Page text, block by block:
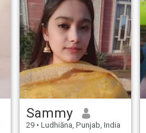
Sammy
29 • Ludhiāna, Punjab, India